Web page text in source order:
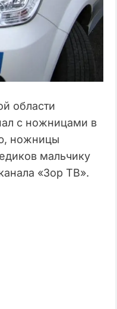
области
с ножницами в
ножницы
мальчику
«Зор ТВ».